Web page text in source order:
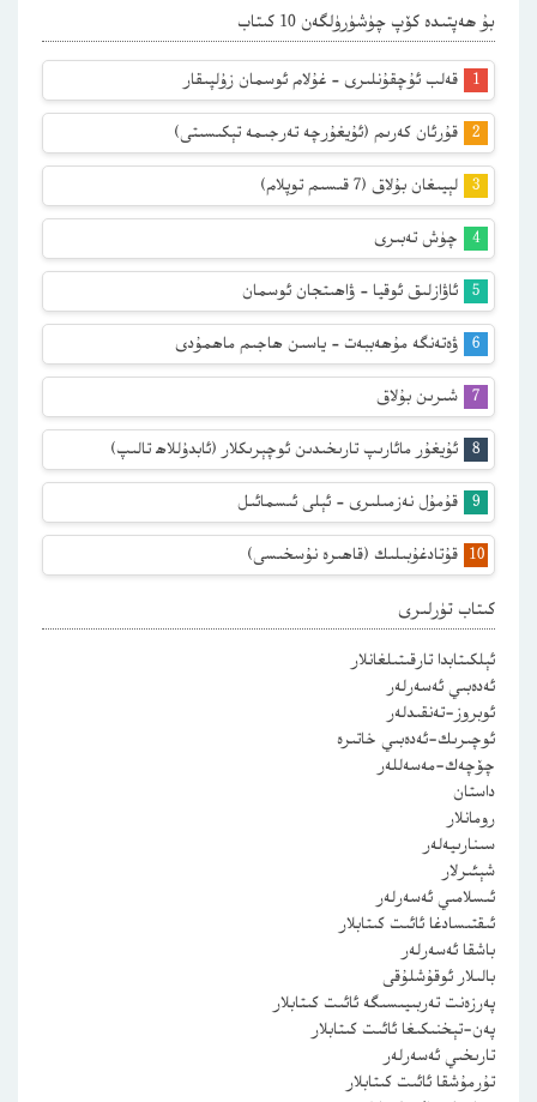
بۇ ھەپتىدە كۆپ چۈشۈرۈلگەن 10 كىتاب
قەلب ئۇچقۇنلىرى – غۇلام ئوسمان زۇلپىقار
قۇرئان كەرىم (ئۇيغۇرچە تەرجىمە تېكىسىتى)
لېيىغان بۇلاق (7 قىسىم توپلام)
چۈش تەبىرى
ئاۋازلىق ئوقيا – ۋاھىتجان ئوسمان
ۋەتەنگە مۇھەببەت – ياسىن ھاجىم ماھمۇدى
شىرىن بۇلاق
ئۇيغۇر مائارىپ تارىخىدىن ئوچېرىكلار (ئابدۇللاھ تالىپ)
قۇمۇل نەزمىلىرى – ئېلى ئىسمائىل
قۇتادغۇبىلىك (قاھىرە نۇسخىسى)
كىتاب تۈرلىرى
ئېلكىتابدا تارقىتىلغانلار
ئەدەبىي ئەسەرلەر
ئوبروز-تەنقىدلەر
ئوچىرىك-ئەدەبىي خاتىرە
چۆچەك-مەسەللەر
داستان
رومانلار
سىنارىيەلەر
شېئىرلار
ئىسلامىي ئەسەرلەر
ئىقتىسادغا ئائىت كىتابلار
باشقا ئەسەرلەر
بالىلار ئوقۇشلۇقى
پەرزەنت تەربىيىسىگە ئائىت كىتابلار
پەن-تېخنىكىغا ئائىت كىتابلار
تارىخىي ئەسەرلەر
تۇرمۇشقا ئائىت كىتابلار